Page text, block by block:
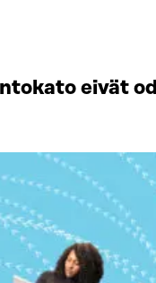
eivät